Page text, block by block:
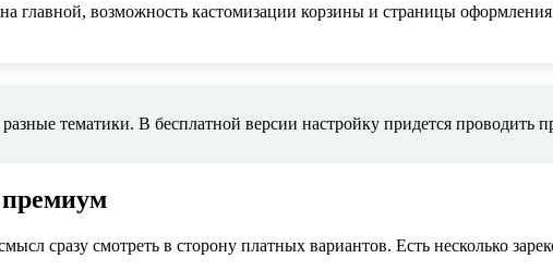
главной, возможность кастомизации корзины и страницы оформления
тематики. В бесплатной версии настройку придется проводить
сразу смотреть в сторону платных вариантов. Есть несколько